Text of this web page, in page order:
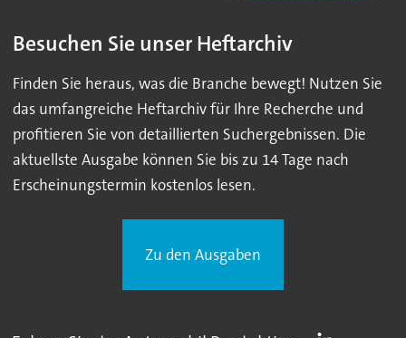
Besuchen Sie unser Heftarchiv
Finden Sie heraus, was die Branche bewegt! Nutzen Sie
das umfangreiche Heftarchiv für Ihre Recherche und
profitieren Sie von detaillierten Suchergebnissen. Die
aktuellste Ausgabe können Sie bis zu 14 Tage nach
Erscheinungstermin kostenlos lesen.
Zu den Ausgaben